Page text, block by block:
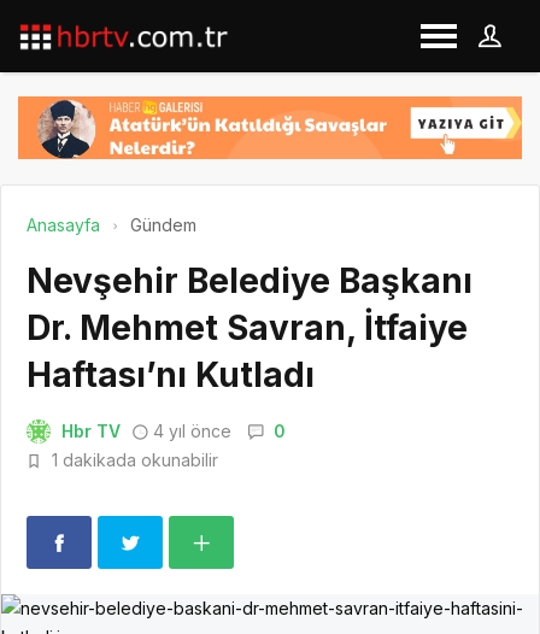
Anasayfa Gündem
Nevşehir Belediye Başkanı
Dr. Mehmet Savran, İtfaiye
Haftası’nı Kutladı
Hbr TV 4 yıl önce
0
1 dakikada okunabilir